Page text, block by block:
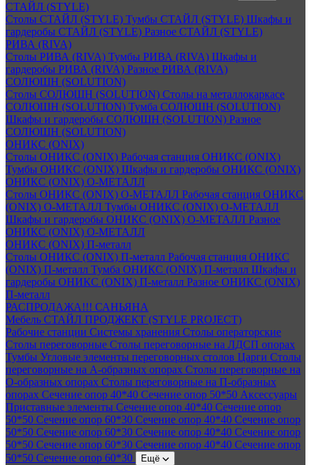
СТАЙЛ (STYLE)
Столы СТАЙЛ (STYLE) Тумбы СТАЙЛ (STYLE) Шкафы и
гардеробы СТАЙЛ (STYLE) Разное СТАЙЛ (STYLE)
РИВА (RIVA)
Столы РИВА (RIVA) Тумбы РИВА (RIVA) Шкафы и
гардеробы РИВА (RIVA) Разное РИВА (RIVA)
СОЛЮШН (SOLUTION)
Столы СОЛЮШН (SOLUTION) Столы на металлокаркасе
СОЛЮШН (SOLUTION) Тумба СОЛЮШН (SOLUTION)
Шкафы и гардеробы СОЛЮШН (SOLUTION) Разное
СОЛЮШН (SOLUTION)
ОНИКС (ONIX)
Столы ОНИКС (ONIX) Рабочая станция ОНИКС (ONIX)
Тумбы ОНИКС (ONIX) Шкафы и гардеробы ОНИКС (ONIX)
ОНИКС (ONIX) O-МЕТАЛЛ
Столы ОНИКС (ONIX) O-МЕТАЛЛ Рабочая станция ОНИКС
(ONIX) O-МЕТАЛЛ Тумбы ОНИКС (ONIX) O-МЕТАЛЛ
Шкафы и гардеробы ОНИКС (ONIX) O-МЕТАЛЛ Разное
ОНИКС (ONIX) O-МЕТАЛЛ
ОНИКС (ONIX) П-металл
Столы ОНИКС (ONIX) П-металл Рабочая станция ОНИКС
(ONIX) П-металл Тумба ОНИКС (ONIX) П-металл Шкафы и
гардеробы ОНИКС (ONIX) П-металл Разное ОНИКС (ONIX)
П-металл
РАСПРОДАЖА!!! САНЬЯНА
Мебель СТАЙЛ ПРОДЖЕКТ (STYLE PROJECT)
Рабочие станции Системы хранения Столы операторские
Столы переговорные Столы переговорные на ЛДСП опорах
Тумбы Угловые элементы переговорных столов Царги Столы
переговорные на А-образных опорах Столы переговорные на
О-образных опорах Столы переговорные на П-образных
опорах Сечение опор 40*40 Сечение опор 50*50 Аксессуары
Приставные элементы Сечение опор 40*40 Сечение опор
50*50 Сечение опор 60*30 Сечение опор 40*40 Сечение опор
50*50 Сечение опор 60*30 Сечение опор 40*40 Сечение опор
50*50 Сечение опор 60*30 Сечение опор 40*40 Сечение опор
50*50 Сечение опор 60*30 Ещё